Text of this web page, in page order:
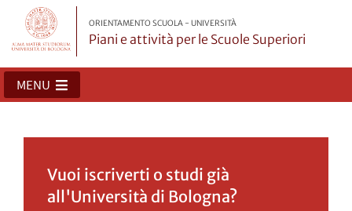
ORIENTAMENTO SCUOLA - UNIVERSITÀ
Piani e attività per le Scuole Superiori
MENU
Vuoi iscriverti o studi già
all'Università di Bologna?